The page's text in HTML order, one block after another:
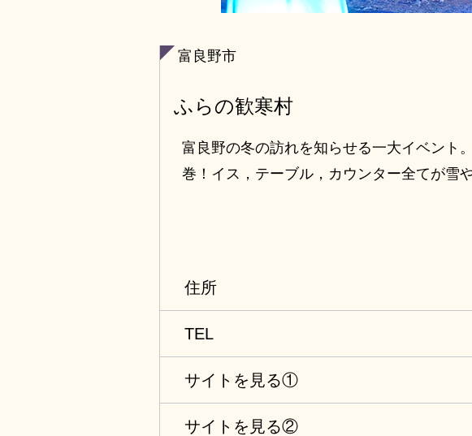
富良野市
ふらの歓寒村
富良野の冬の訪れを知らせる一大イベント
巻！イス，テーブル，カウンター全てが雪
住所
TEL
サイトを見る①
サイトを見る②